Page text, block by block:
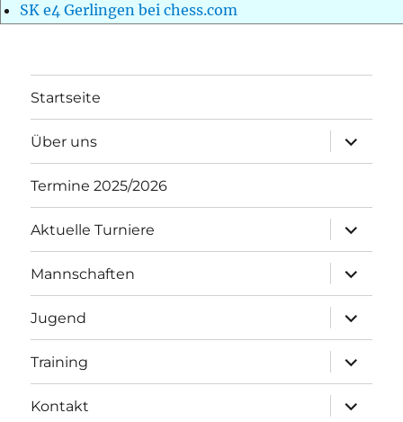
SK e4 Gerlingen bei chess.com
Startseite
Über uns
öffnen
Termine 2025/2026
Aktuelle Turniere
öffnen
Mannschaften
öffnen
Jugend
öffnen
Training
öffnen
Kontakt
öffnen